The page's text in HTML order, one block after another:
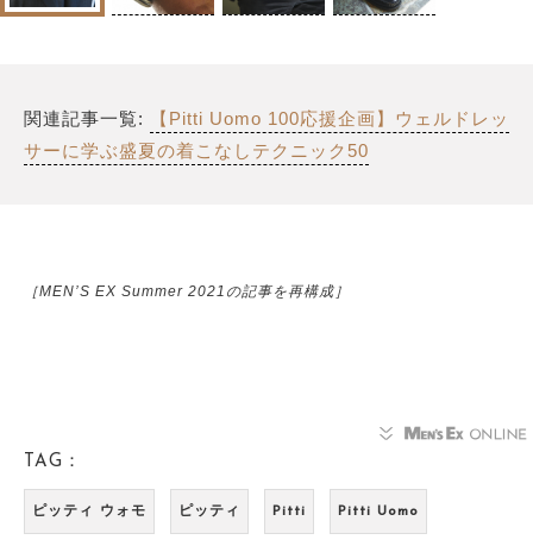
関連記事一覧:
【Pitti Uomo 100応援企画】ウェルドレッ
サーに学ぶ盛夏の着こなしテクニック50
［MEN’S EX Summer 2021の記事を再構成］
TAG：
ピッティ ウォモ ピッティ Pitti Pitti Uomo